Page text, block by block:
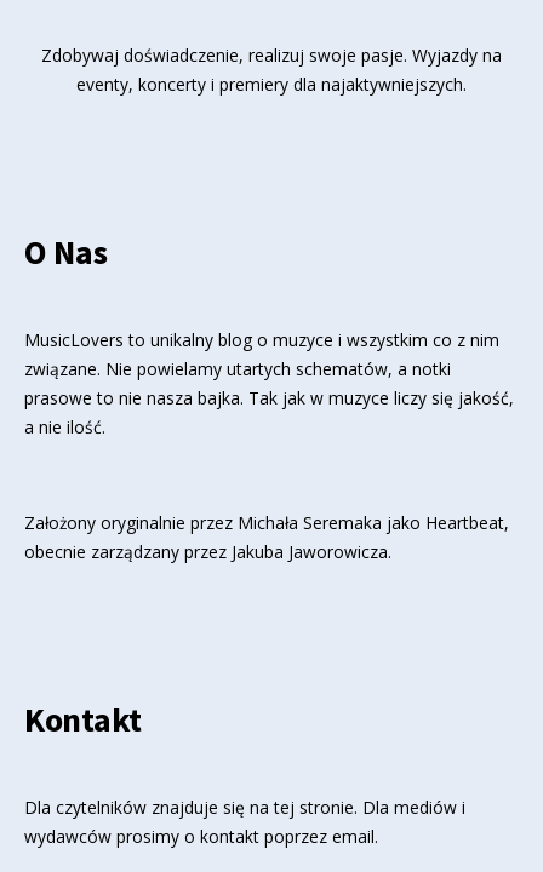
Zdobywaj doświadczenie, realizuj swoje pasje. Wyjazdy na
eventy, koncerty i premiery dla najaktywniejszych.
O Nas
MusicLovers to unikalny blog o muzyce i wszystkim co z nim
związane. Nie powielamy utartych schematów, a notki
prasowe to nie nasza bajka. Tak jak w muzyce liczy się jakość,
a nie ilość.
Założony oryginalnie przez Michała Seremaka jako Heartbeat,
obecnie zarządzany przez Jakuba Jaworowicza.
Kontakt
Dla czytelników znajduje się na tej stronie. Dla mediów i
wydawców prosimy o kontakt poprzez email.